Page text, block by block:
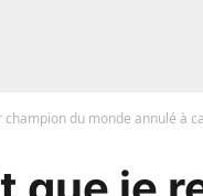
du monde annulé à